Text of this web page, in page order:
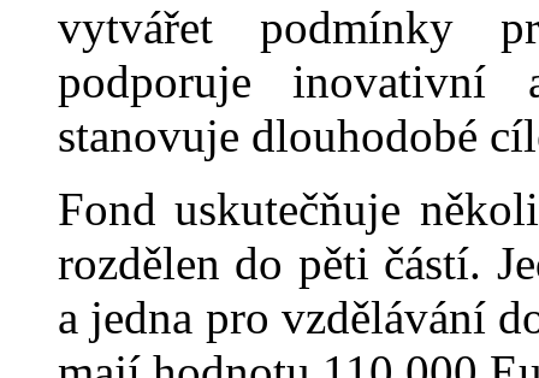
vytvářet podmínky
podporuje inovativní
stanovuje dlouhodobé
Fond uskutečňuje
rozdělen do pěti částí.
a jedna pro vzdělávání